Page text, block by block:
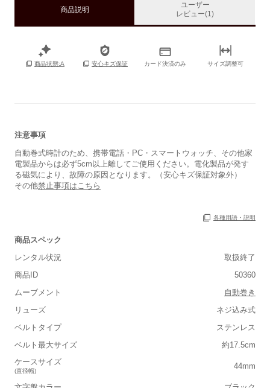
商品説明
ユーザー
レビュー(1)
商品状態:A 安心キズ保証 カード決済のみ サイズ調整可
注意事項
自動巻式時計のため、携帯電話・PC・スマートウォッチ、その他家
電製品からは必ず5cm以上離してご使用ください。電化製品が発す
る磁気により、故障の原因となります。（安心キズ保証対象外）
その他禁止事項はこちら
各種用語・説明
商品スペック
レンタル状況
取扱終了
商品ID
50360
ムーブメント
自動巻き
リューズ
ネジ込み式
ベルトタイプ
ステンレス
ベルト最大サイズ
約17.5cm
ケースサイズ
(直径幅)
44mm
■重さ(ベルト込み)
■ケースの大きさ
小さい 大きい